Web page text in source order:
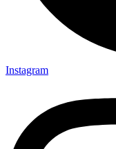
Instagram